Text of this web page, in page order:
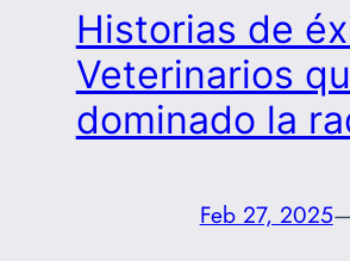
Historias de
Veterinarios
dominado la
Feb 27, 2025